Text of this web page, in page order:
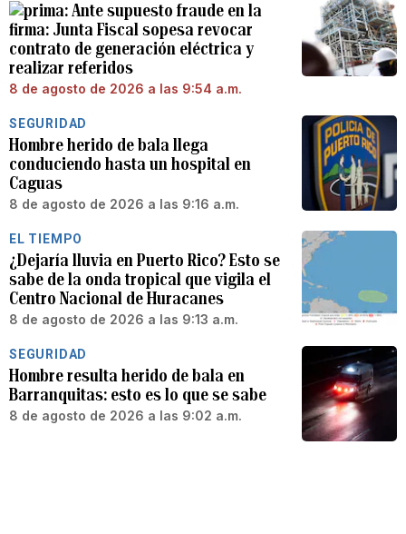
Ante supuesto fraude en la
firma: Junta Fiscal sopesa revocar
contrato de generación eléctrica y
realizar referidos
8 de agosto de 2026 a las 9:54 a.m.
SEGURIDAD
Hombre herido de bala llega
conduciendo hasta un hospital en
Caguas
8 de agosto de 2026 a las 9:16 a.m.
EL TIEMPO
¿Dejaría lluvia en Puerto Rico? Esto se
sabe de la onda tropical que vigila el
Centro Nacional de Huracanes
8 de agosto de 2026 a las 9:13 a.m.
SEGURIDAD
Hombre resulta herido de bala en
Barranquitas: esto es lo que se sabe
8 de agosto de 2026 a las 9:02 a.m.